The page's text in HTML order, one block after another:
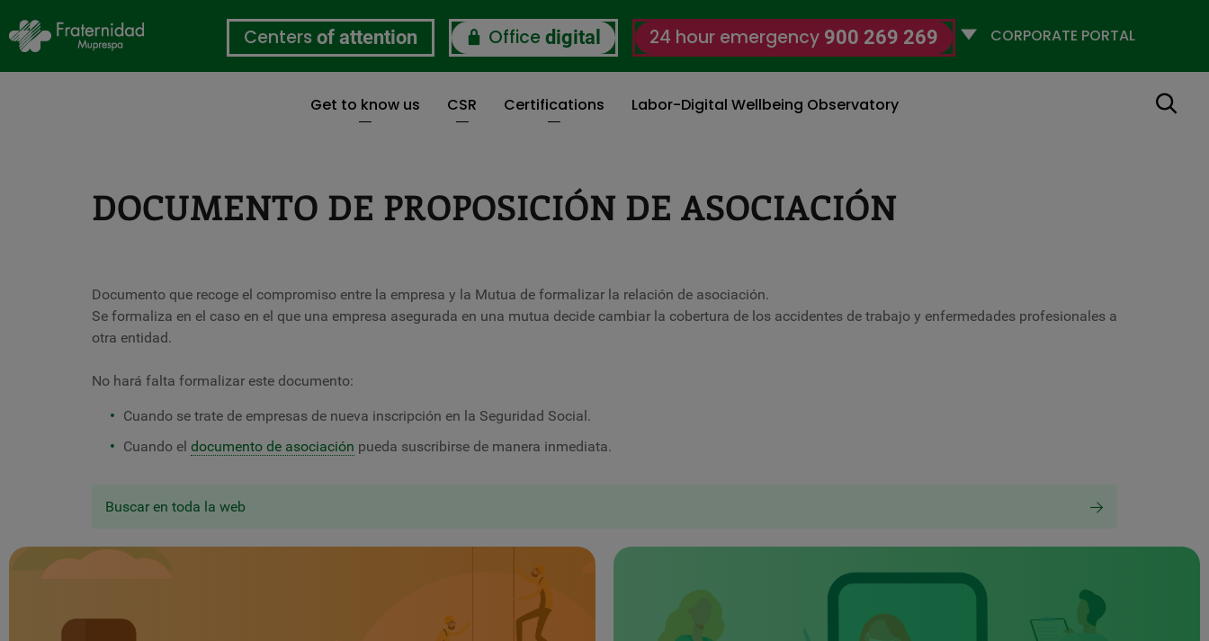
Centers of attention Office digital 24 hour emergency 900 269 269
Selecciona
Get to know us CSR Certifications Labor-Digital Wellbeing Observatory Search
DOCUMENTO DE PROPOSICIÓN DE ASOCIACIÓN
Documento que recoge el compromiso entre la empresa y la Mutua de formalizar la relación de asociación.
Se formaliza en el caso en el que una empresa asegurada en una mutua decide cambiar la cobertura de los accidentes de trabajo y enfermedades profesionales a
otra entidad.
No hará falta formalizar este documento:
Cuando se trate de empresas de nueva inscripción en la Seguridad Social.
Cuando el documento de asociación pueda suscribirse de manera inmediata.
Buscar en toda la web